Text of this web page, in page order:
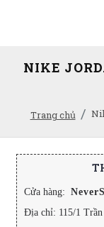
Trang chủ
NIKE
Cửa hàng:
Địa chỉ: 115/1